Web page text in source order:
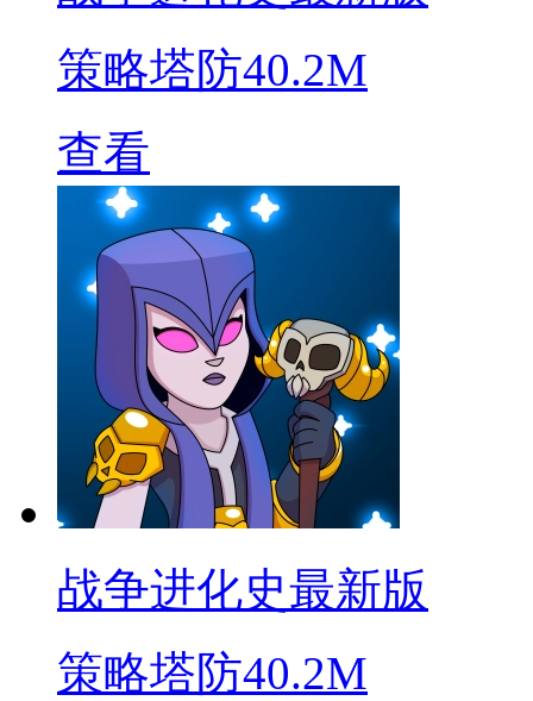
策略塔防40.2M
查看
战争进化史最新版
策略塔防40.2M